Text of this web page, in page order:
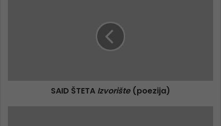
SAID ŠTETA Izvorište(poezija)